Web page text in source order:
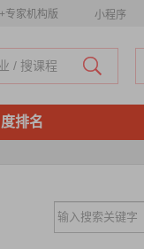
小程序
专家机构版
排名